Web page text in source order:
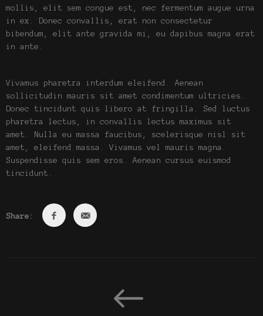
mollis, elit sem congue est, nec fermentum augue urna
in ex. Donec convallis, erat non consectetur
bibendum, elit ante gravida mi, eu dapibus magna erat
in ante.
Vivamus pharetra interdum eleifend. Aenean
sollicitudin mauris sit amet condimentum ultricies.
Donec tincidunt quis libero at fringilla. Sed luctus
pharetra lectus, in convallis lectus maximus sit
amet. Nulla eu massa faucibus, scelerisque nisl sit
amet, eleifend massa. Vivamus vel mauris magna.
Suspendisse quis sem eros. Aenean cursus euismod
tincidunt.
Share: